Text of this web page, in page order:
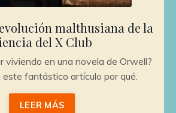
malthusiana de la
del X Club
viviendo en una novela de Orwell?
este fantástico artículo por qué.
LEER MÁS